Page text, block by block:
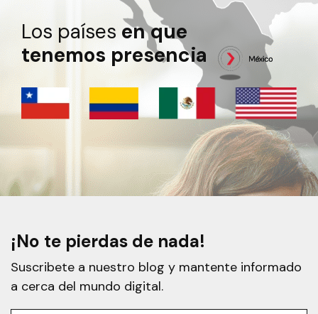
Los países en que
tenemos presencia
¡No te pierdas de nada!
Suscribete a nuestro blog y mantente informado
a cerca del mundo digital.